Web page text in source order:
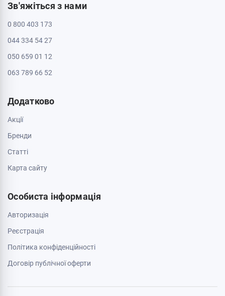
Зв'яжіться з нами
0 800 403 173
044 334 54 27
050 659 01 12
063 789 66 52
Додатково
Акції
Бренди
Cтатті
Карта сайту
Особиста інформація
Авторизація
Реєстрація
Політика конфіденційності
Договір публічної оферти